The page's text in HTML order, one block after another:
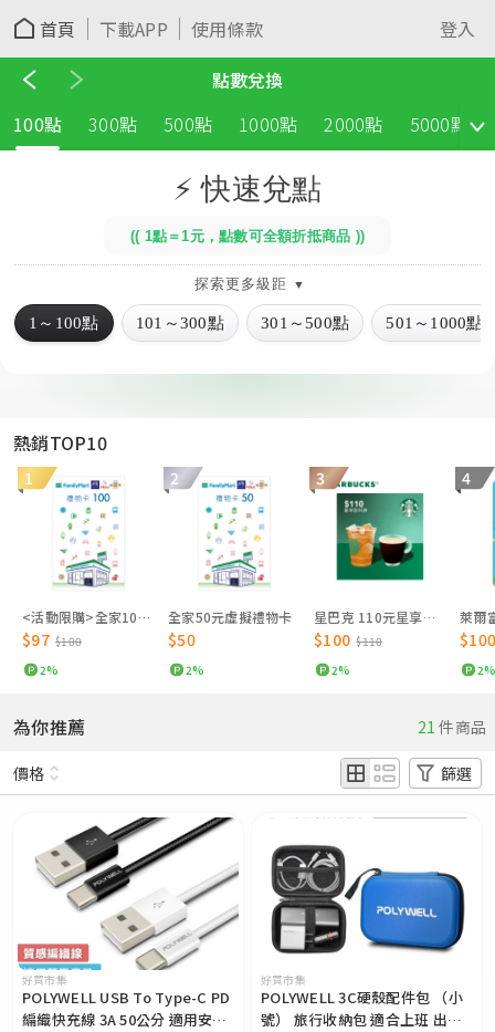
首頁 下載APP 使用條款
登入
點數兌換
100點
300點 500點 1000點 2000點 5000點
選擇想看的主題
⚡ 快速兌點
(( 1點＝1元，點數可全額折抵商品 ))
探索更多級距 ▼
1～100點 101～300點 301～500點 501～1000點
熱銷TOP10
1
<活動限購>全家100元虛擬禮物卡
$97 $100
2%
2
全家50元虛擬禮物卡
$50
2%
3
星巴克 110元星享飲料券
$100 $110
2%
4
$100
2%
為你推薦 21 件商品
價格 篩選
好買市集
POLYWELL USB To Type-C PD
編織快充線 3A 50公分 適用安卓
好買市集
POLYWELL 3C硬殼配件包 （小
號） 旅行收納包 適合上班 出差